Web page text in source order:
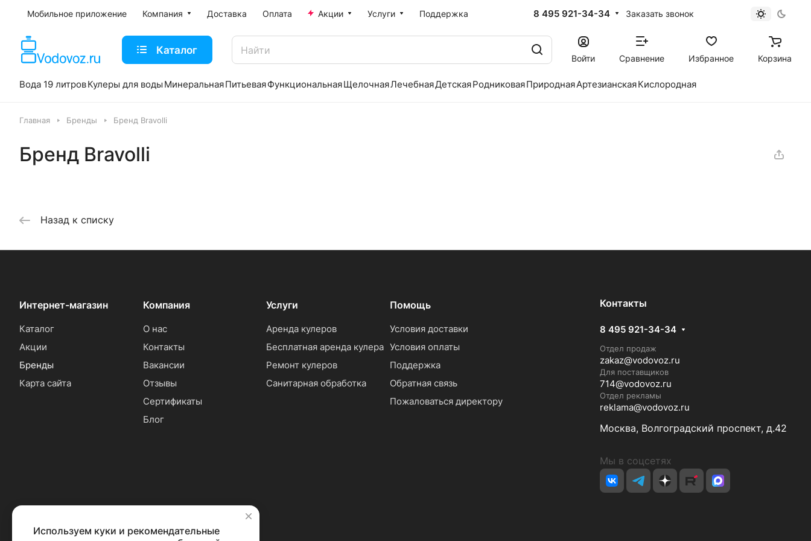
Мобильное приложение Компания Доставка Оплата Акции Услуги Поддержка 8 495 921-34-34 Заказать звонок
Каталог
Войти Сравнение Избранное Корзина
Вода 19 литровКулеры для воды МинеральнаяПитьеваяФункциональнаяЩелочнаяЛечебнаяДетскаяРодниковаяПрироднаяАртезианскаяКислородная
Главная Бренды Бренд Bravolli
Бренд Bravolli
Назад к списку
Интернет-магазин
Каталог
Акции
Бренды
Карта сайта
Компания
О нас
Контакты
Вакансии
Отзывы
Сертификаты
Блог
Услуги
Аренда кулеров
Бесплатная аренда кулера
Ремонт кулеров
Санитарная обработка
Помощь
Условия доставки
Условия оплаты
Поддержка
Обратная связь
Пожаловаться директору
Контакты
8 495 921-34-34
Отдел продаж
zakaz@vodovoz.ru
Для поставщиков
714@vodovoz.ru
Отдел рекламы
reklama@vodovoz.ru
Москва, Волгоградский проспект, д.42
Мы в соцсетях
✕
Используем куки и рекомендательные